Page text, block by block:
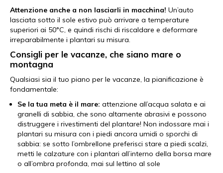
Attenzione anche a non lasciarli in macchina! Un’auto
lasciata sotto il sole estivo può arrivare a temperature
superiori ai 50°C, e quindi rischi di riscaldare e deformare
irreparabilmente i plantari su misura.
Consigli per le vacanze, che siano mare o
montagna
Qualsiasi sia il tuo piano per le vacanze, la pianificazione è
fondamentale:
Se la tua meta è il mare: attenzione all’acqua salata e ai
granelli di sabbia, che sono altamente abrasivi e possono
distruggere i rivestimenti del plantare! Non indossare mai i
plantari su misura con i piedi ancora umidi o sporchi di
sabbia: se sotto l’ombrellone preferisci stare a piedi scalzi,
metti le calzature con i plantari all’interno della borsa mare
o all’ombra profonda, mai sul lettino al sole